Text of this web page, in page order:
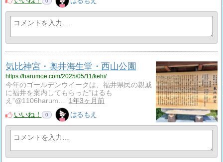
気比神宮・奥井海生堂・西山公園
https://harumoe.com/2025/05/11/kehi/
今年のゴールデンウイークは、福井県民の親戚
に福井を案内してもらった”はるも
え”@1106harum…
1年3ヶ月前
いいね！
0 はるもえ